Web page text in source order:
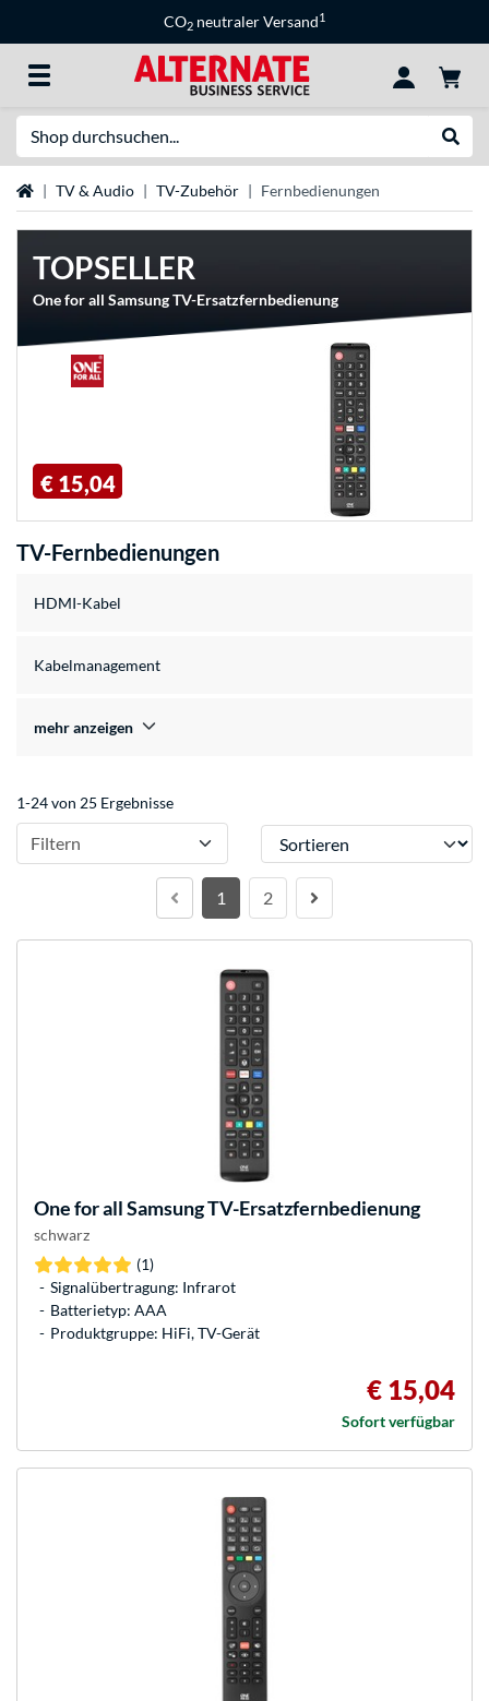
CO2 neutraler Versand1
StartseiteTV & Audio TV-Zubehör Fernbedienungen
TOPSELLER
One for all Samsung TV-Ersatzfernbedienung
€ 15,04
TV-Fernbedienungen
HDMI-Kabel
Kabelmanagement
mehr anzeigen
1-24 von 25 Ergebnisse
Filtern Sortieren
1 2
One for allSamsung TV-Ersatzfernbedienung
schwarz
(1)
Signalübertragung: Infrarot
Batterietyp: AAA
Produktgruppe: HiFi, TV-Gerät
€ 15,04
Sofort verfügbar